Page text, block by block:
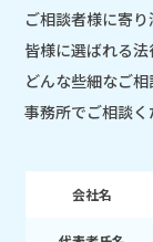
ご相談者様に寄り
皆様に選ばれる
どんな些細なご
事務所でご相談く
会社名